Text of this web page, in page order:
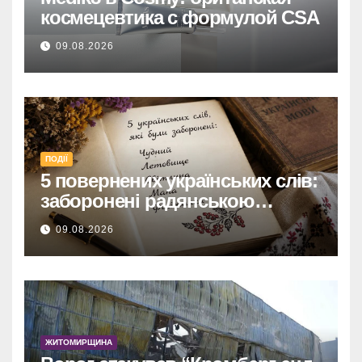
космецевтика с формулой CSA
09.08.2026
ПОДІЇ
5 повернених українських слів:
заборонені радянською
владою, але нині живі
09.08.2026
ЖИТОМИРЩИНА